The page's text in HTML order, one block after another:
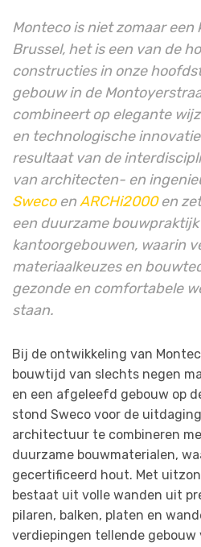
Monteco is niet zomaar
Brussel, het is een van de
constructies in onze
gebouw in de
combineert op elegante
en technologische
resultaat van de
van architecten- en
SwecoenARCHi2000en
een duurzame
kantoorgebouwen, waarin
materiaalkeuzes en
gezonde en comfortabele
staan.
Bij de ontwikkeling van
bouwtijd van slechts negen
en een afgeleefd gebouw op
stond Sweco voor de
architectuur te combineren
duurzame bouwmaterialen,
gecertificeerd hout. Met
bestaat uit volle wanden uit
pilaren, balken, platen en
verdiepingen tellende